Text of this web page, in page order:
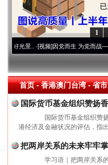
1
景..·[视频]因党而生 为党而战——百年
首页- 香港澳门台湾 -省
国际货币基金组织赞扬
国际货币基金组织赞扬
港经济及金融状况的评估，指
把两岸关系的未来牢牢
学习语｜把两岸关系的